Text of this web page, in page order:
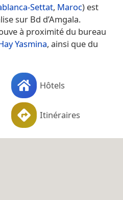
Settat, Maroc) est
sur Bd d’Amgala.
à proximité du bureau
Yasmina, ainsi que du
Hôtels
Itinéraires